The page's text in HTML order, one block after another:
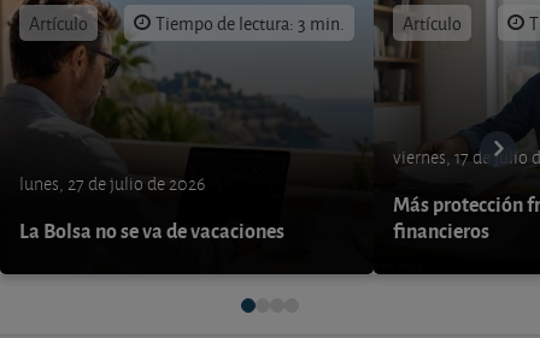
Artículo Tiempo de lectura: 3 min.
lunes, 27 de julio de 2026
La Bolsa no se va de vacaciones
Artículo
viernes, 17 de julio
Más protección
financieros